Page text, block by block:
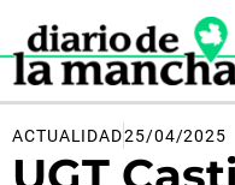
contenido
ACTUALIDAD25/04/2025